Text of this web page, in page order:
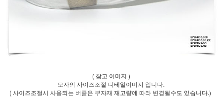
( 참고 이미지 )
모자의 사이즈조절 디테일이미지 입니다.
( 사이즈조절시 사용되는 버클은 부자재 재고량에 따라 변경될수도 있습니다.)